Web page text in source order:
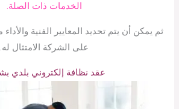
الخدمات ذات الصلة.
ثم يمكن أن يتم تحديد المعايير الفنية
على الشركة الامتثال له.
عقد نظافة إلكتروني بلدي